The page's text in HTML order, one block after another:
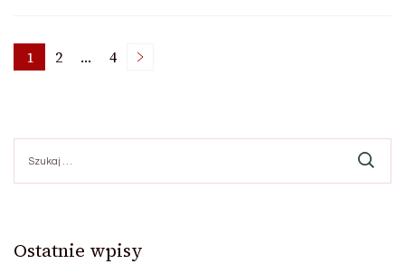
Stronicowanie
wpisów
Strona
1 Strona
2 … Strona
4
Ostatnie wpisy